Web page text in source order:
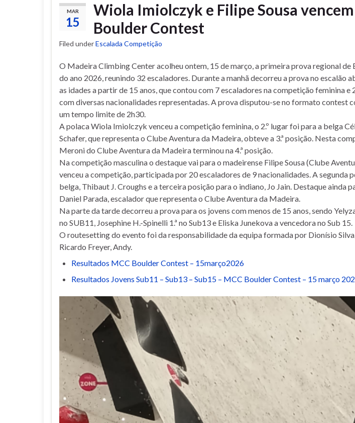
MAR
15
Wiola Imiolczyk e Filipe Sousa
Boulder Contest
Filed underEscalada Competição
O Madeira Climbing Center acolheu ontem, 15 de março, a primeira prova regional de
do ano 2026, reunindo 32 escaladores. Durante a manhã decorreu a prova no escalão
as idades a partir de 15 anos, que contou com 7 escaladores na competição feminina e
com diversas nacionalidades representadas. A prova disputou-se no formato contest
um tempo limite de 2h30.
A polaca Wiola Imiolczyk venceu a competição feminina, o 2.º lugar foi para a belga
Schafer, que representa o Clube Aventura da Madeira, obteve a 3.ª posição. Nesta
Meroni do Clube Aventura da Madeira terminou na 4.ª posição.
Na competição masculina o destaque vai para o madeirense Filipe Sousa (Clube
venceu a competição, participada por 20 escaladores de 9 nacionalidades. A segunda
belga, Thibaut J. Croughs e a terceira posição para o indiano, Jo Jain. Destaque ainda
Daniel Parada, escalador que representa o Clube Aventura da Madeira.
Na parte da tarde decorreu a prova para os jovens com menos de 15 anos, sendo
no SUB11, Josephine H.-Spinelli 1.ª no Sub13 e Eliska Junekova a vencedora no Sub 15.
O routesetting do evento foi da responsabilidade da equipa formada por Dionísio
Ricardo Freyer, Andy.
Resultados MCC Boulder Contest – 15março2026
Resultados Jovens Sub11 – Sub13 – Sub15 – MCC Boulder Contest – 15 março